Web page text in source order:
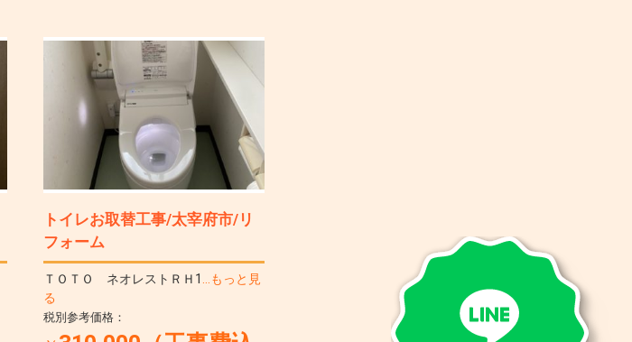
トイレお取替工事/太宰府市/リ
フォーム
ＴＯＴＯ ネオレストＲＨ1
…もっと見
る
税別参考価格：